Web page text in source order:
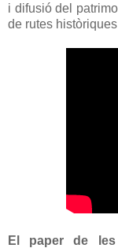
i difusió del
de rutes
El paper de